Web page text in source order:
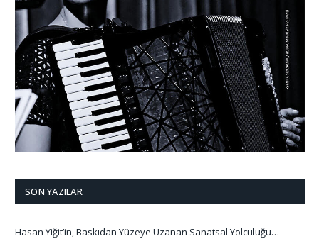
SON YAZILAR
Hasan Yiğit’in, Baskıdan Yüzeye Uzanan Sanatsal Yolculuğu…